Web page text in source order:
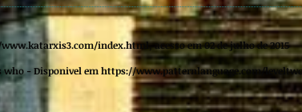
index.html,acesso em 02 de julho de 2015
who - Disponivel emhttps://www.patternlanguage.com/